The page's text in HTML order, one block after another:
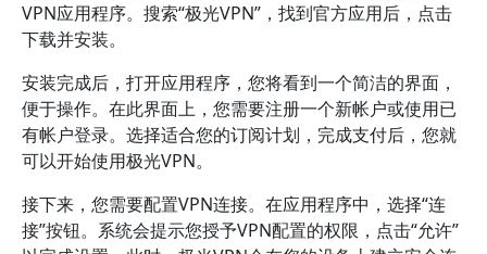
VPN应用程序。搜索“极光VPN”，找到官方应用后，点击
下载并安装。
安装完成后，打开应用程序，您将看到一个简洁的界面，
便于操作。在此界面上，您需要注册一个新帐户或使用已
有帐户登录。选择适合您的订阅计划，完成支付后，您就
可以开始使用极光VPN。
接下来，您需要配置VPN连接。在应用程序中，选择“连
接”按钮。系统会提示您授予VPN配置的权限，点击“允许”